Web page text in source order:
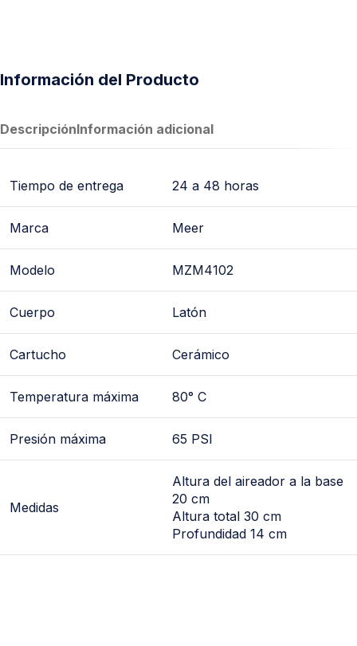
Información del Producto
DescripciónInformación adicional
Tiempo de entrega 24 a 48 horas
Marca Meer
Modelo MZM4102
Cuerpo Latón
Cartucho Cerámico
Temperatura máxima 80° C
Presión máxima 65 PSI
Medidas
Altura del aireador a la base
20 cm
Altura total 30 cm
Profundidad 14 cm